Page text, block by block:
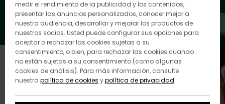
medir el rendimiento de la publicidad y los contenidos,
presentar las anuncios personalizados, conocer mejor a
nuestra audiencia, desarrollar y mejorar los productos de
nuestros socios. Usted puede configurar sus opciones para
aceptar o rechazar las cookies sujetas a su
consentimiento, o bien, para rechazar las cookies cuando
no están sujetas a su consentimiento (como algunas
cookies de análisis). Para más información, consulte
nuestra política de cookies ypolítica de privacidad